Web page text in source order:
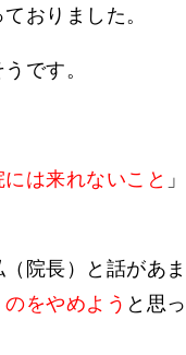
おりました。
です。
は来れないこと 」
院長）と話があま
をやめよう と思っ